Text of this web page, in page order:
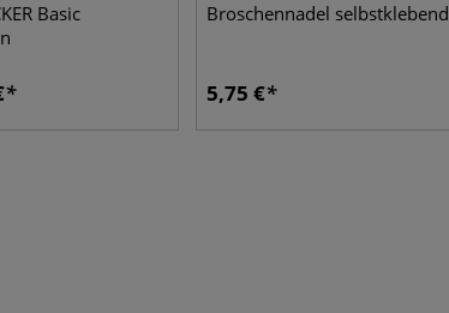
Basic
Broschennadel selbstklebend
5,75 €